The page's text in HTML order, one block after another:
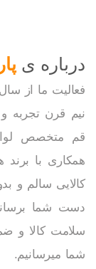
درباره ی
نیم قرن تجربه
قم متخصص
همکاری با
کالایی سالم و
دست شما
سلامت کالا و
شما میرسانیم.